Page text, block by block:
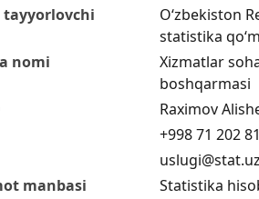
O‘zbekiston
statistika
nomi
Xizmatlar
boshqarmasi
Raximov
+998 71 202
manbasi
Statistika